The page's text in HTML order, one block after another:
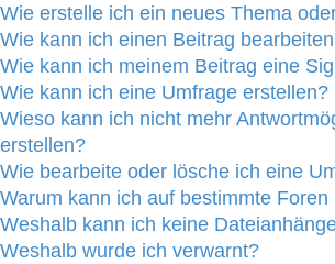
Wie erstelle ich ein neues Thema
Wie kann ich einen Beitrag
Wie kann ich meinem Beitrag eine
Wie kann ich eine Umfrage erstellen?
Wieso kann ich nicht mehr
erstellen?
Wie bearbeite oder lösche ich eine
Warum kann ich auf bestimmte
Weshalb kann ich keine
Weshalb wurde ich verwarnt?